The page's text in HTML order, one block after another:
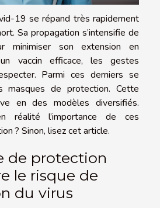
19 se répand très rapidement
Sa propagation s’intensifie de
minimiser son extension en
vaccin efficace, les gestes
Parmi ces derniers se
de protection. Cette
en des modèles diversifiés.
réalité l’importance de ces
? Sinon, lisez cet article.
de protection
le risque de
du virus